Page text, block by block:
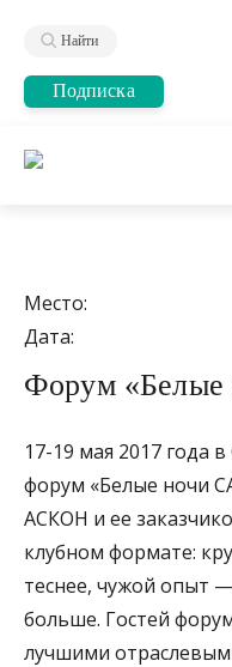
Найти
Подписка
Место:
Дата:
Форум
17-19 мая 2017 года
форум «Белые ночи
АСКОН и ее
клубном формате:
теснее, чужой опыт
больше. Гостей
лучшими